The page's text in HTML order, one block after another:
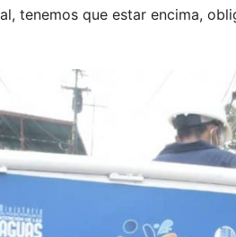
tenemos que estar encima,